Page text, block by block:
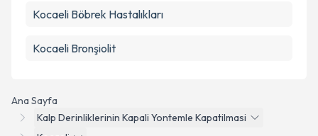
Ana Sayfa
Kalp Derinliklerinin Kapali Yontemle Kapatilmasi
Kocaeli Böbrek Hastalıkları
Kocaeli Bronşiolit